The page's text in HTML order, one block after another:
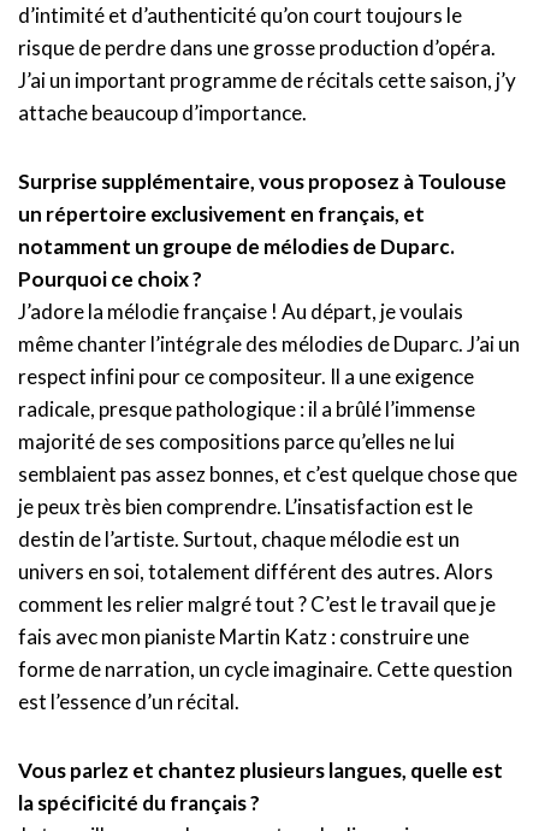
d’intimité et d’authenticité qu’on court toujours le
risque de perdre dans une grosse production d’opéra.
J’ai un important programme de récitals cette saison, j’y
attache beaucoup d’importance.
Surprise supplémentaire, vous proposez à Toulouse
un répertoire exclusivement en français, et
notamment un groupe de mélodies de Duparc.
Pourquoi ce choix ?
J’adore la mélodie française ! Au départ, je voulais
même chanter l’intégrale des mélodies de Duparc. J’ai un
respect infini pour ce compositeur. Il a une exigence
radicale, presque pathologique : il a brûlé l’immense
majorité de ses compositions parce qu’elles ne lui
semblaient pas assez bonnes, et c’est quelque chose que
je peux très bien comprendre. L’insatisfaction est le
destin de l’artiste. Surtout, chaque mélodie est un
univers en soi, totalement différent des autres. Alors
comment les relier malgré tout ? C’est le travail que je
fais avec mon pianiste Martin Katz : construire une
forme de narration, un cycle imaginaire. Cette question
est l’essence d’un récital.
Vous parlez et chantez plusieurs langues, quelle est
la spécificité du français ?